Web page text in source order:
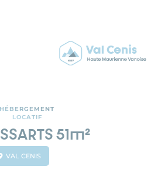
HÉBERGEMENT
LOCATIF
51m²
VAL CENIS